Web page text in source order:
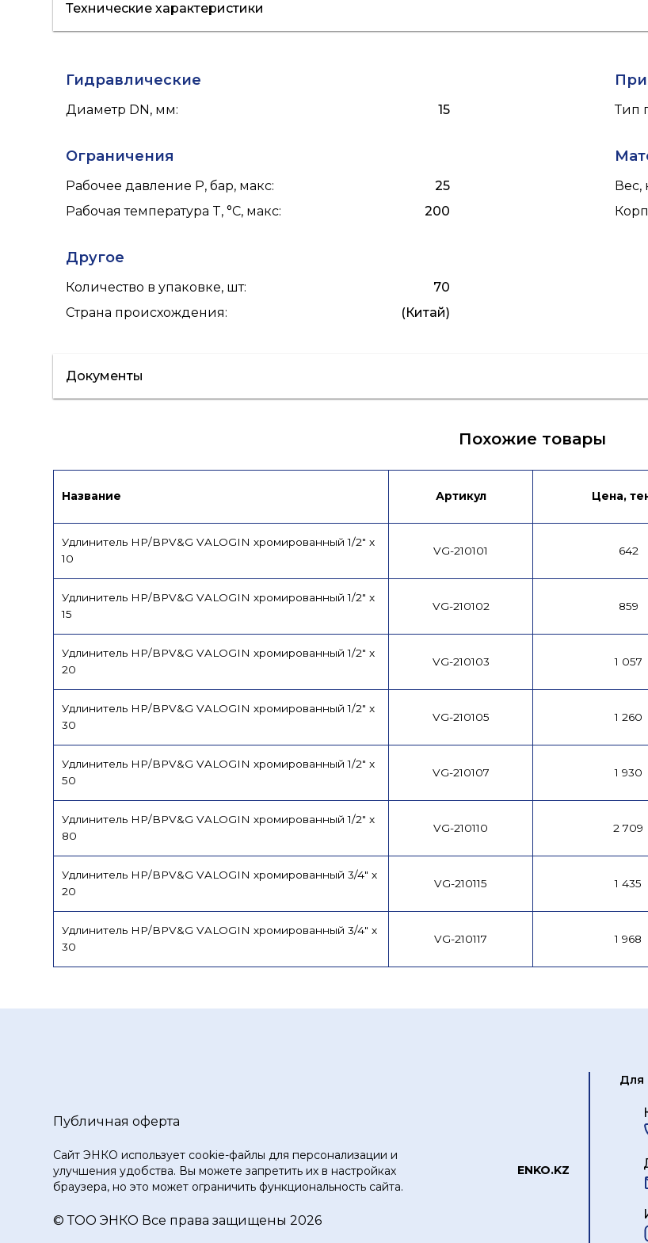
водоснабжение
Технические характеристики
Гидравлические
Диаметр DN, мм: 15 Тип
Ограничения
Рабочее давление P, бар, макс:
25
Рабочая температура T, °C, макс: 200
Вес,
Другое
Количество в упаковке, шт:
70
Страна происхождения: (Китай)
Документы
Похожие товары
Название Артикул Цена,
Удлинитель НР/ВРV&G VALOGIN хромированный 1/2" x
10
VG-210101 642
Удлинитель НР/ВРV&G VALOGIN хромированный 1/2" x
15
VG-210102 859
Удлинитель НР/ВРV&G VALOGIN хромированный 1/2" x
20
VG-210103 1 057
Удлинитель НР/ВРV&G VALOGIN хромированный 1/2" x
30
VG-210105 1 260
Удлинитель НР/ВРV&G VALOGIN хромированный 1/2" x
50
VG-210107 1 930
Удлинитель НР/ВРV&G VALOGIN хромированный 1/2" x
80
VG-210110 2 709
Удлинитель НР/ВРV&G VALOGIN хромированный 3/4" x
20
VG-210115 1 435
Удлинитель НР/ВРV&G VALOGIN хромированный 3/4" x
30
VG-210117 1 968
Публичная оферта
Сайт ЭНКО использует cookie-файлы для персонализации и
улучшения удобства. Вы можете запретить их в настройках
браузера, но это может ограничить функциональность сайта.
© ТOO ЭНКО Все права защищены 2026
ЕNKO.KZ
Для